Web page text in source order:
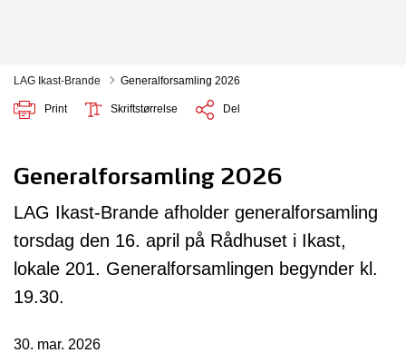
LAG Ikast-Brande Generalforsamling 2026
Print Skriftstørrelse Del
Generalforsamling 2026
LAG Ikast-Brande afholder generalforsamling
torsdag den 16. april på Rådhuset i Ikast,
lokale 201. Generalforsamlingen begynder kl.
19.30.
30. mar. 2026